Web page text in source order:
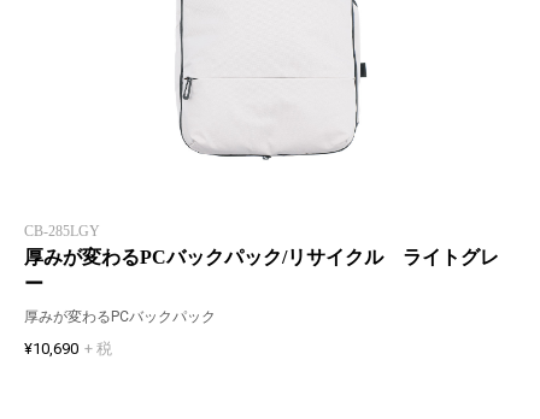
CB-285LGY
厚みが変わるPCバックパック/リサイクル ライトグレ
ー
厚みが変わるPCバックパック
¥10,690 + 税